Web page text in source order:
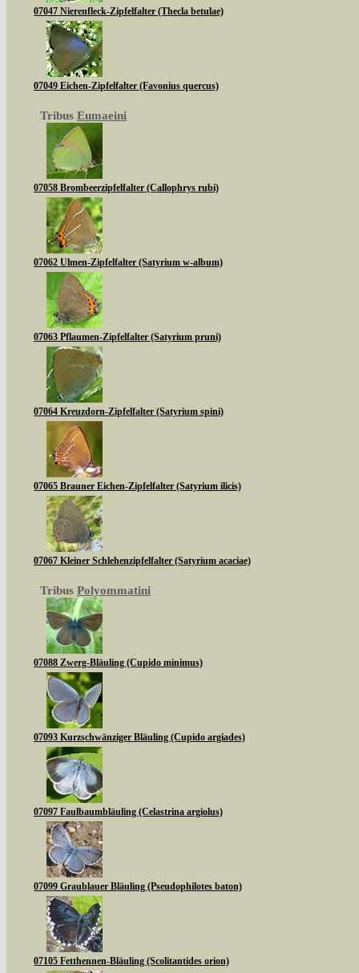
07047 Nierenfleck-Zipfelfalter (Thecla betulae)
07049 Eichen-Zipfelfalter (Favonius quercus)
Tribus Eumaeini
07058 Brombeerzipfelfalter (Callophrys rubi)
07062 Ulmen-Zipfelfalter (Satyrium w-album)
07063 Pflaumen-Zipfelfalter (Satyrium pruni)
07064 Kreuzdorn-Zipfelfalter (Satyrium spini)
07065 Brauner Eichen-Zipfelfalter (Satyrium ilicis)
07067 Kleiner Schlehenzipfelfalter (Satyrium acaciae)
Tribus Polyommatini
07088 Zwerg-Bläuling (Cupido minimus)
07093 Kurzschwänziger Bläuling (Cupido argiades)
07097 Faulbaumbläuling (Celastrina argiolus)
07099 Graublauer Bläuling (Pseudophilotes baton)
07105 Fetthennen-Bläuling (Scolitantides orion)